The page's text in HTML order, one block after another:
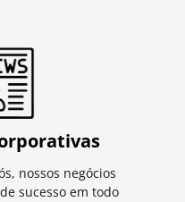
nossos negócios
sucesso em todo